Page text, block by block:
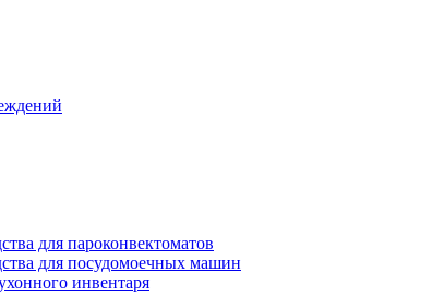
для пароконвектоматов
для посудомоечных машин
инвентаря